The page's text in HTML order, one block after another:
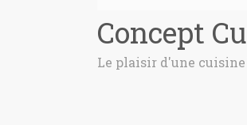
Concept
Le plaisir d'une cuisine